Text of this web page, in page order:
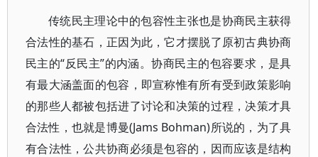
传统民主理论中的包容性主张也是协商民主获得
合法性的基石，正因为此，它才摆脱了原初古典协商
民主的“反民主”的内涵。协商民主的包容要求，是具
有最大涵盖面的包容，即宣称惟有所有受到政策影响
的那些人都被包括进了讨论和决策的过程，决策才具
合法性，也就是博曼(Jams Bohman)所说的，为了具
有合法性，公共协商必须是包容的，因而应该是结构